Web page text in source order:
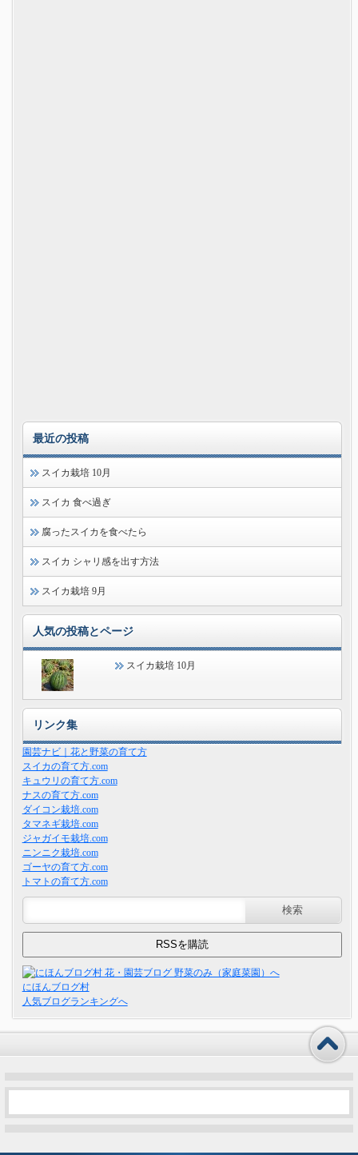
最近の投稿
スイカ栽培 10月
スイカ 食べ過ぎ
腐ったスイカを食べたら
スイカ シャリ感を出す方法
スイカ栽培 9月
人気の投稿とページ
スイカ栽培 10月
リンク集
園芸ナビ｜花と野菜の育て方
スイカの育て方.com
キュウリの育て方.com
ナスの育て方.com
ダイコン栽培.com
タマネギ栽培.com
ジャガイモ栽培.com
ニンニク栽培.com
ゴーヤの育て方.com
トマトの育て方.com
にほんブログ村
人気ブログランキングへ